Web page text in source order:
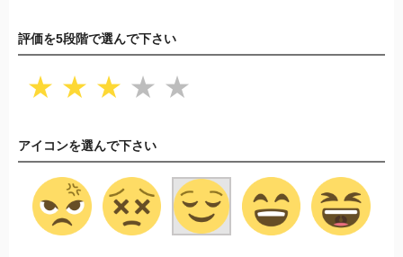
評価を5段階で選んで下さい
★ ★ ★ ★ ★
アイコンを選んで下さい